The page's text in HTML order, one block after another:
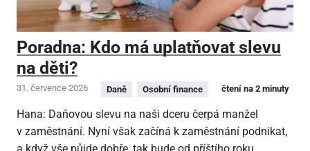
Poradna: Kdo má uplatňovat slevu
na děti?
31. července 2026 Daně Osobní finance čtení na 2 minuty
Hana: Daňovou slevu na naši dceru čerpá manžel
v zaměstnání. Nyní však začíná k zaměstnání podnikat,
a když vše půjde dobře, tak bude od příštího roku